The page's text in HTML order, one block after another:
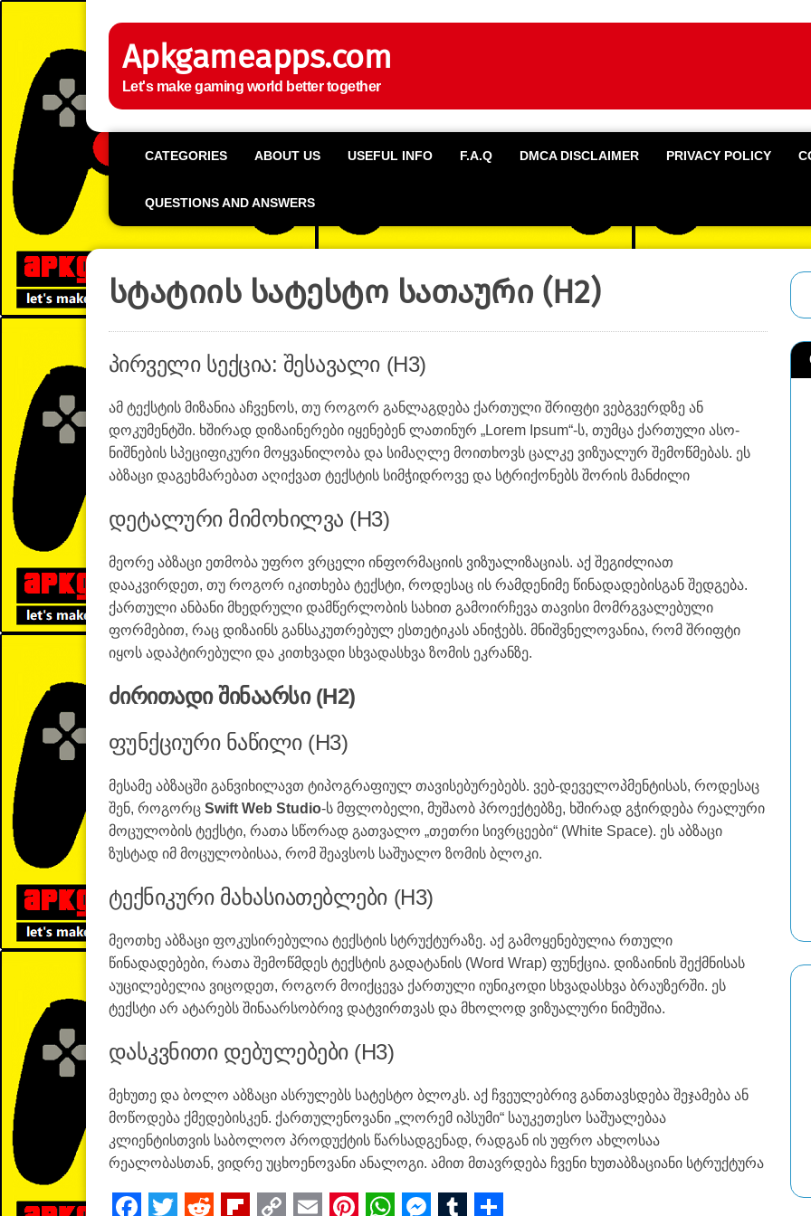
Apkgameapps.com
Let's make gaming world better together
CATEGORIES ABOUT US USEFUL INFO F.A.Q DMCA DISCLAIMER PRIVACY POLICY
QUESTIONS AND ANSWERS
სტატიის სატესტო სათაური (H2)
პირველი სექცია: შესავალი (H3)
ამ ტექსტის მიზანია აჩვენოს, თუ როგორ განლაგდება ქართული შრიფტი ვებგვერდზე ან
დოკუმენტში. ხშირად დიზაინერები იყენებენ ლათინურ „Lorem Ipsum“-ს, თუმცა ქართული ასო-
ნიშნების სპეციფიკური მოყვანილობა და სიმაღლე მოითხოვს ცალკე ვიზუალურ შემოწმებას. ეს
აბზაცი დაგეხმარებათ აღიქვათ ტექსტის სიმჭიდროვე და სტრიქონებს შორის მანძილი
დეტალური მიმოხილვა (H3)
მეორე აბზაცი ეთმობა უფრო ვრცელი ინფორმაციის ვიზუალიზაციას. აქ შეგიძლიათ
დააკვირდეთ, თუ როგორ იკითხება ტექსტი, როდესაც ის რამდენიმე წინადადებისგან შედგება.
ქართული ანბანი მხედრული დამწერლობის სახით გამოირჩევა თავისი მომრგვალებული
ფორმებით, რაც დიზაინს განსაკუთრებულ ესთეტიკას ანიჭებს. მნიშვნელოვანია, რომ შრიფტი
იყოს ადაპტირებული და კითხვადი სხვადასხვა ზომის ეკრანზე.
ძირითადი შინაარსი (H2)
ფუნქციური ნაწილი (H3)
მესამე აბზაცში განვიხილავთ ტიპოგრაფიულ თავისებურებებს. ვებ-დეველოპმენტისას, როდესაც
შენ, როგორც Swift Web Studio-ს მფლობელი, მუშაობ პროექტებზე, ხშირად გჭირდება რეალური
მოცულობის ტექსტი, რათა სწორად გათვალო „თეთრი სივრცეები“ (White Space). ეს აბზაცი
ზუსტად იმ მოცულობისაა, რომ შეავსოს საშუალო ზომის ბლოკი.
ტექნიკური მახასიათებლები (H3)
მეოთხე აბზაცი ფოკუსირებულია ტექსტის სტრუქტურაზე. აქ გამოყენებულია რთული
წინადადებები, რათა შემოწმდეს ტექსტის გადატანის (Word Wrap) ფუნქცია. დიზაინის შექმნისას
აუცილებელია ვიცოდეთ, როგორ მოიქცევა ქართული იუნიკოდი სხვადასხვა ბრაუზერში. ეს
ტექსტი არ ატარებს შინაარსობრივ დატვირთვას და მხოლოდ ვიზუალური ნიმუშია.
დასკვნითი დებულებები (H3)
მეხუთე და ბოლო აბზაცი ასრულებს სატესტო ბლოკს. აქ ჩვეულებრივ განთავსდება შეჯამება ან
მოწოდება ქმედებისკენ. ქართულენოვანი „ლორემ იპსუმი“ საუკეთესო საშუალებაა
კლიენტისთვის საბოლოო პროდუქტის წარსადგენად, რადგან ის უფრო ახლოსაა
რეალობასთან, ვიდრე უცხოენოვანი ანალოგი. ამით მთავრდება ჩვენი ხუთაბზაციანი სტრუქტურა
F T R Fl C E Pi W M T